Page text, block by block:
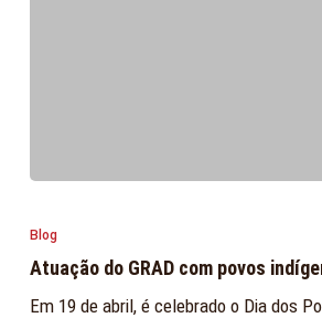
GRAD
com
povos
Blog
Atuação do GRAD com povos
Em 19 de abril, é celebrado o Dia dos